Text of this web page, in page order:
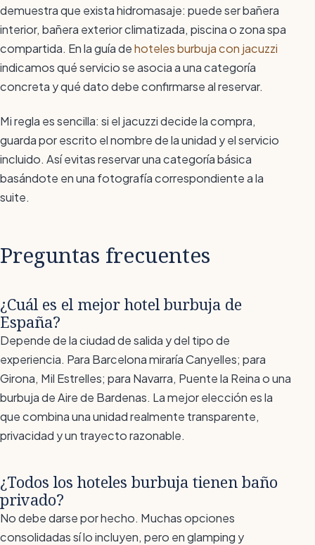
demuestra que exista hidromasaje: puede ser bañera
interior, bañera exterior climatizada, piscina o zona spa
compartida. En la guía dehoteles burbuja con jacuzzi
indicamos qué servicio se asocia a una categoría
concreta y qué dato debe confirmarse al reservar.
Mi regla es sencilla: si el jacuzzi decide la compra,
guarda por escrito el nombre de la unidad y el servicio
incluido. Así evitas reservar una categoría básica
basándote en una fotografía correspondiente a la
suite.
Preguntas frecuentes
¿Cuál es el mejor hotel burbuja de
España?
Depende de la ciudad de salida y del tipo de
experiencia. Para Barcelona miraría Canyelles; para
Girona, Mil Estrelles; para Navarra, Puente la Reina o una
burbuja de Aire de Bardenas. La mejor elección es la
que combina una unidad realmente transparente,
privacidad y un trayecto razonable.
¿Todos los hoteles burbuja tienen baño
privado?
No debe darse por hecho. Muchas opciones
consolidadas sí lo incluyen, pero en glamping y